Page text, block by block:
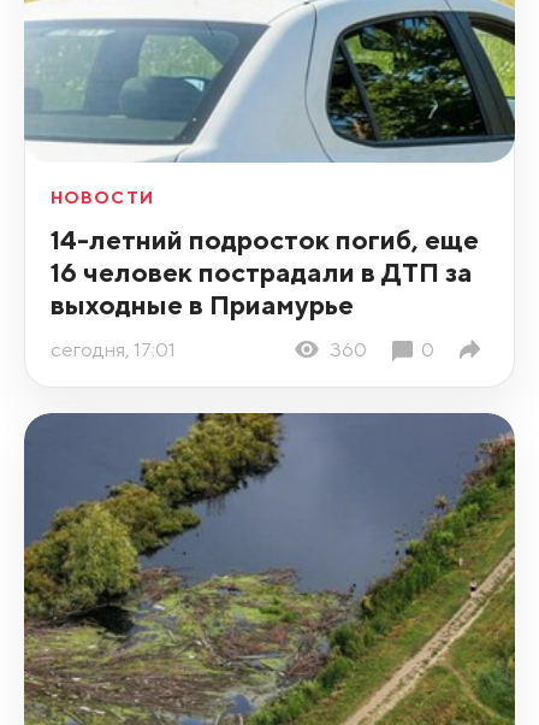
НОВОСТИ
14-летний подросток погиб, еще
16 человек пострадали в ДТП за
выходные в Приамурье
сегодня, 17:01 360 0